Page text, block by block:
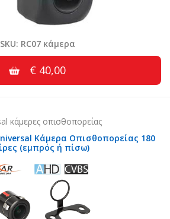
SKU: RC07 κάμερα
€ 40,00
κάμερες οπισθοπορείας
Κάμερα Οπισθοπορείας 180
(εμπρός ή πίσω)